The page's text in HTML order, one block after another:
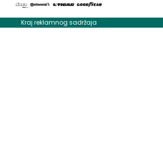
Kraj reklamnog sadržaja